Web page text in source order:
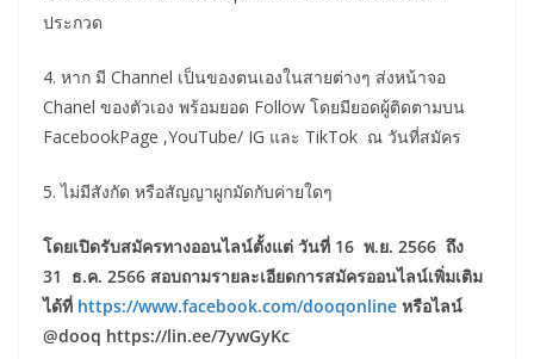
ประกวด
4. หาก มี Channel เป็นของตนเองในสายต่างๆ ส่งหน้าจอ
Chanel ของตัวเอง พร้อมยอด Follow โดยมียอดผู้ติดตามบน
FacebookPage ,YouTube/ IG และ TikTok ณ วันที่สมัคร
5. ไม่มีสังกัด หรือสัญญาผูกมัดกับค่ายใดๆ
โดยเปิดรับสมัครทางออนไลน์ตั้งแต่ วันที่ 16 พ.ย. 2566 ถึง
31 ธ.ค. 2566 สอบถามรายละเอียดการสมัครออนไลน์เพิ่มเติม
ได้ที่ https://www.facebook.com/dooqonline หรือไลน์
@dooq https://lin.ee/7ywGyKc